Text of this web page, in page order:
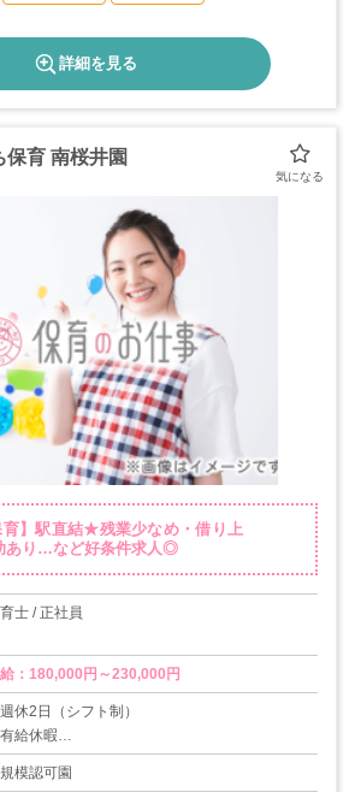
詳細を見る
保育 南桜井園
育】駅直結★残業少なめ・借り上
あり…など好条件求人◎
士 / 正社員
：180,000円～230,000円
休2日（シフト制）
給休暇
間休日110日
模認可園